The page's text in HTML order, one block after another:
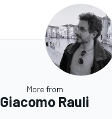
More from
Giacomo Rauli